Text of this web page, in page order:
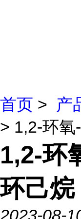
首页 > 产
> 1,2-环
1,2-环
环己烷
2023-08-